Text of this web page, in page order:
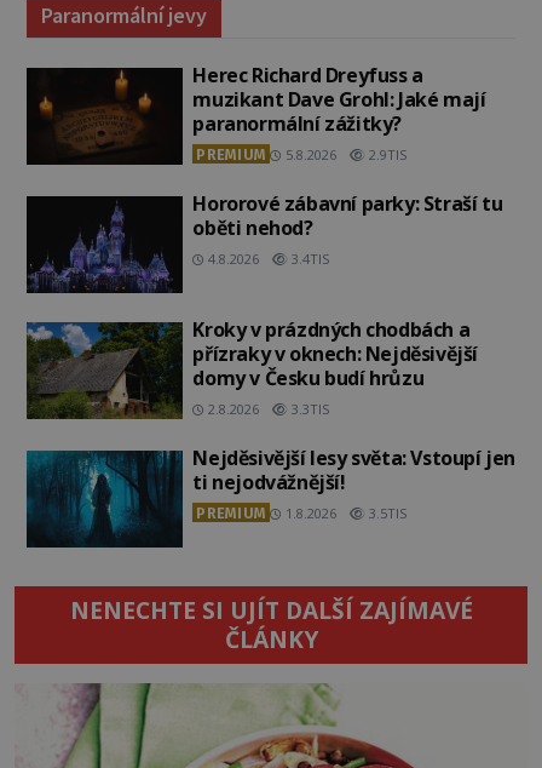
Paranormální jevy
Herec Richard Dreyfuss a
muzikant Dave Grohl: Jaké mají
paranormální zážitky?
PREMIUM 5.8.2026 2.9TIS
Hororové zábavní parky: Straší tu
oběti nehod?
4.8.2026 3.4TIS
Kroky v prázdných chodbách a
přízraky v oknech: Nejděsivější
domy v Česku budí hrůzu
2.8.2026 3.3TIS
Nejděsivější lesy světa: Vstoupí jen
ti nejodvážnější!
PREMIUM 1.8.2026 3.5TIS
NENECHTE SI UJÍT DALŠÍ ZAJÍMAVÉ
ČLÁNKY